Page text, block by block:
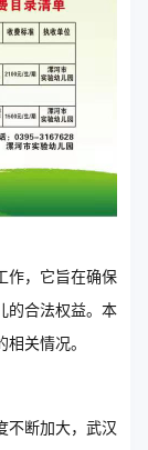
作，它旨在确保
的合法权益。本
关情况。
不断加大，武汉